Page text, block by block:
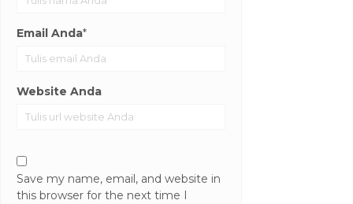
Email Anda*
Website Anda
Save my name, email, and website in
this browser for the next time I